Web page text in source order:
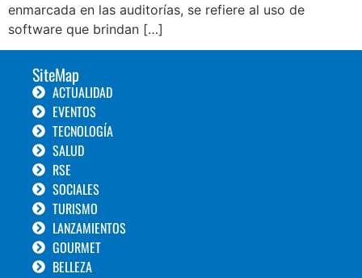
enmarcada en las auditorías, se refiere al uso de
software que brindan […]
SiteMap
ACTUALIDAD
EVENTOS
TECNOLOGÍA
SALUD
RSE
SOCIALES
TURISMO
LANZAMIENTOS
GOURMET
BELLEZA